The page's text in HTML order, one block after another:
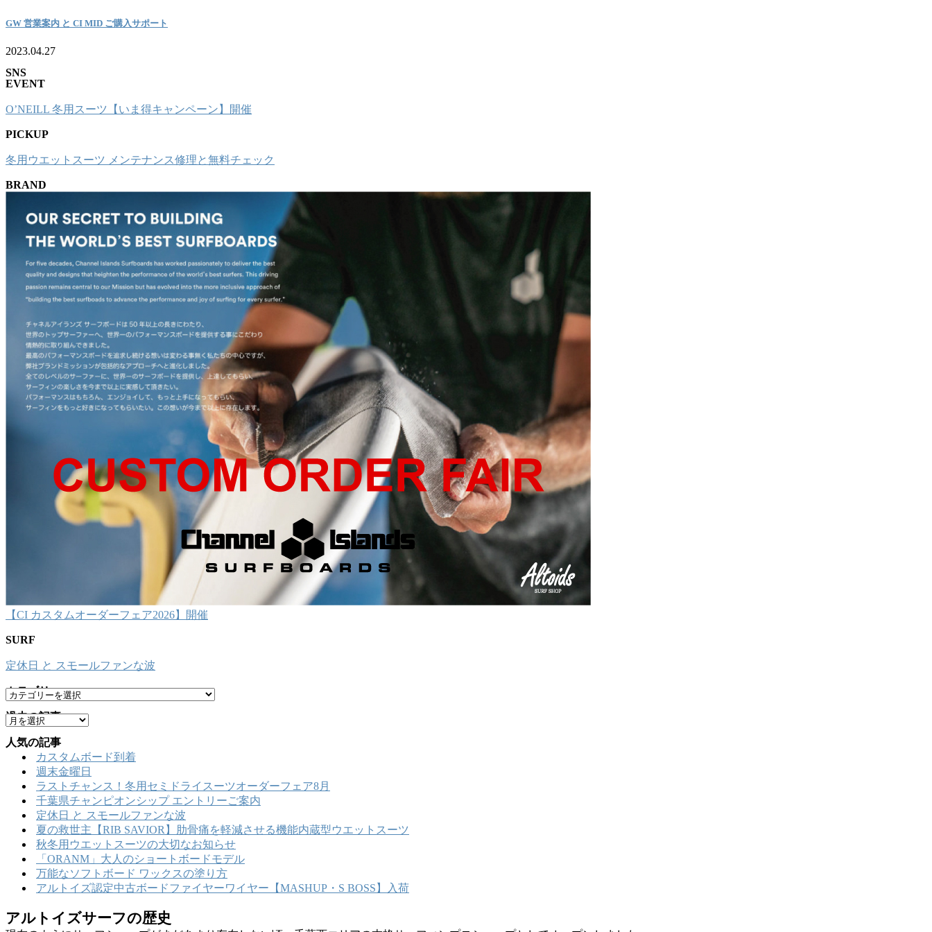
GW 営業案内 と CI MID ご購入サポート
2023.04.27
SNS
EVENT
O’NEILL 冬用スーツ【いま得キャンペーン】開催
PICKUP
冬用ウエットスーツ メンテナンス修理と無料チェック
BRAND
【CI カスタムオーダーフェア2026】開催
SURF
定休日 と スモールファンな波
カテゴリー
カ
テ
ゴ
リ
ー
過去の記事
ア
ー
カ
人気の記事
カスタムボード到着
週末金曜日
ラストチャンス！冬用セミドライスーツオーダーフェア8月
千葉県チャンピオンシップ エントリーご案内
定休日 と スモールファンな波
夏の救世主【RIB SAVIOR】肋骨痛を軽減させる機能内蔵型ウエットスーツ
秋冬用ウエットスーツの大切なお知らせ
「ORANM」大人のショートボードモデル
万能なソフトボード ワックスの塗り方
アルトイズ認定中古ボードファイヤーワイヤー【MASHUP・S BOSS】入荷
アルトイズサーフの歴史